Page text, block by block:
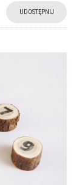
UDOSTĘPNIJ